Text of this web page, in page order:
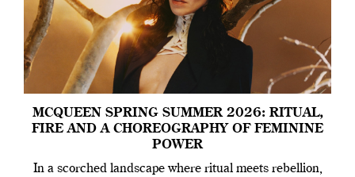
MCQUEEN SPRING SUMMER 2026: RITUAL,
FIRE AND A CHOREOGRAPHY OF FEMININE
POWER
In a scorched landscape where ritual meets rebellion,